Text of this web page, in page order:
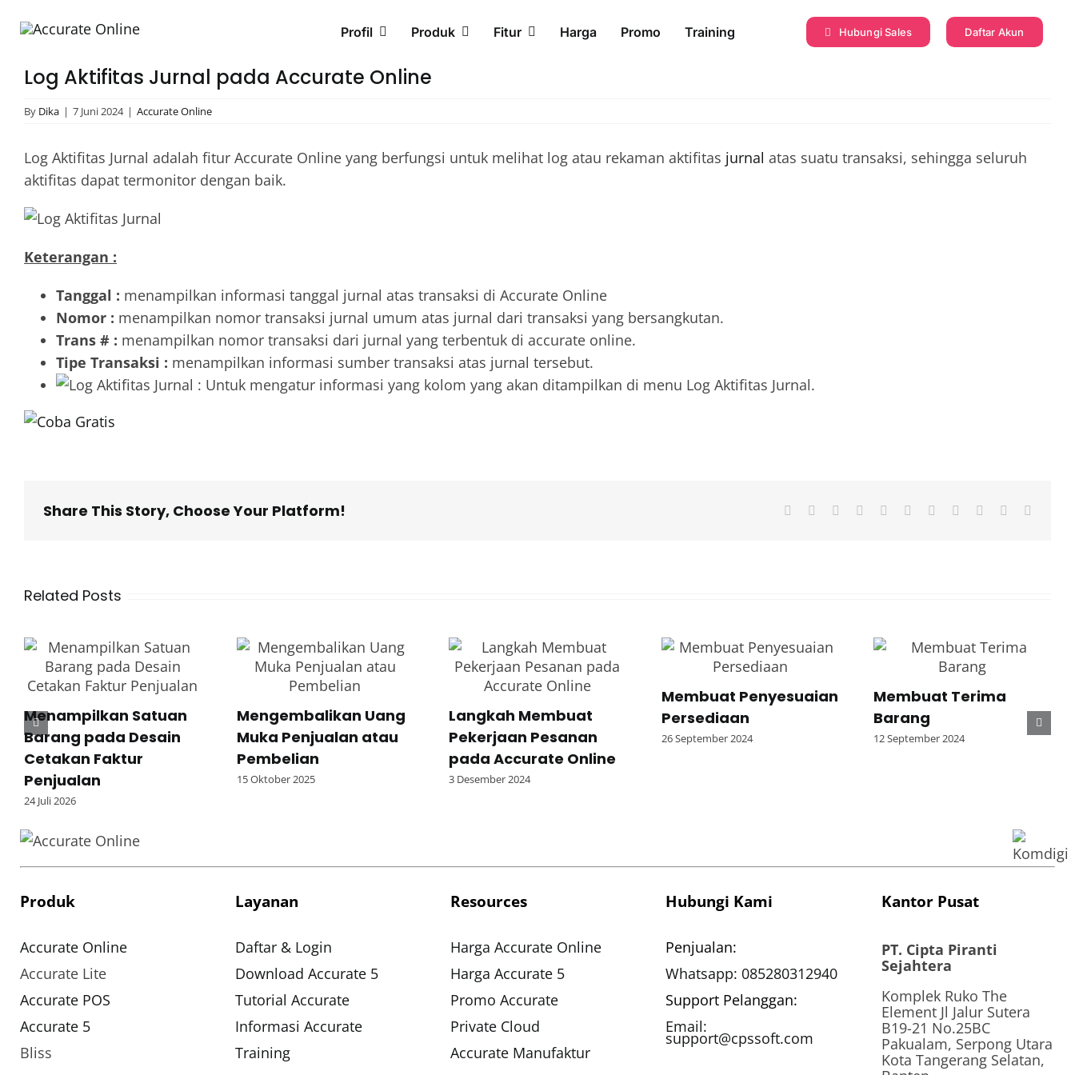
Profil Produk Fitur Harga Promo Training Hubungi Sales Daftar Akun
Log Aktifitas Jurnal pada Accurate Online
By Dika | 7 Juni 2024 | Accurate Online
Log Aktifitas Jurnal adalah fitur Accurate Online yang berfungsi untuk melihat log atau rekaman aktifitas jurnal atas suatu transaksi, sehingga seluruh
aktifitas dapat termonitor dengan baik.
Keterangan :
Tanggal : menampilkan informasi tanggal jurnal atas transaksi di Accurate Online
Nomor : menampilkan nomor transaksi jurnal umum atas jurnal dari transaksi yang bersangkutan.
Trans # : menampilkan nomor transaksi dari jurnal yang terbentuk di accurate online.
Tipe Transaksi : menampilkan informasi sumber transaksi atas jurnal tersebut.
: Untuk mengatur informasi yang kolom yang akan ditampilkan di menu Log Aktifitas Jurnal.
Share This Story, Choose Your Platform! Facebook Reddit LinkedInWhatsAppTelegram
TumblrPinterest Xing
Related Posts
Menampilkan Satuan
Barang pada Desain
Cetakan Faktur
Penjualan
24 Juli 2026
Mengembalikan Uang
Muka Penjualan atau
Pembelian
15 Oktober 2025
Langkah Membuat
Pekerjaan Pesanan
pada Accurate Online
3 Desember 2024
Membuat Penyesuaian
Persediaan
26 September 2024
Membuat Terima
Barang
12 September 2024
Produk
Accurate Online
Accurate Lite
Accurate POS
Accurate 5
Bliss
Layanan
Daftar & Login
Download Accurate 5
Tutorial Accurate
Informasi Accurate
Training
Resources
Harga Accurate Online
Harga Accurate 5
Promo Accurate
Private Cloud
Accurate Manufaktur
Hubungi Kami
Penjualan:
Whatsapp: 085280312940
Support Pelanggan:
Email:
support@cpssoft.com
Kantor Pusat
PT. Cipta Piranti
Sejahtera
Komplek Ruko The
Element Jl Jalur Sutera
B19-21 No.25BC
Pakualam, Serpong Utara
Kota Tangerang Selatan,